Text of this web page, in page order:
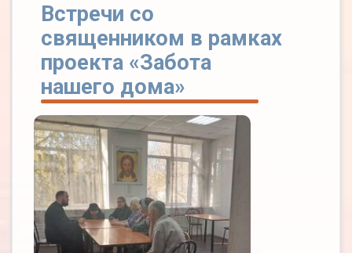
Встречи со
священником в рамках
проекта «Забота
нашего дома»